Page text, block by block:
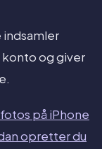
og giver
på iPhone
opretter du